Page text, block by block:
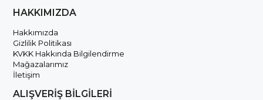
HAKKIMIZDA
Hakkımızda
Gizlilik Politikası
KVKK Hakkında Bilgilendirme
Mağazalarımız
İletişim
ALIŞVERİŞ BİLGİLERİ